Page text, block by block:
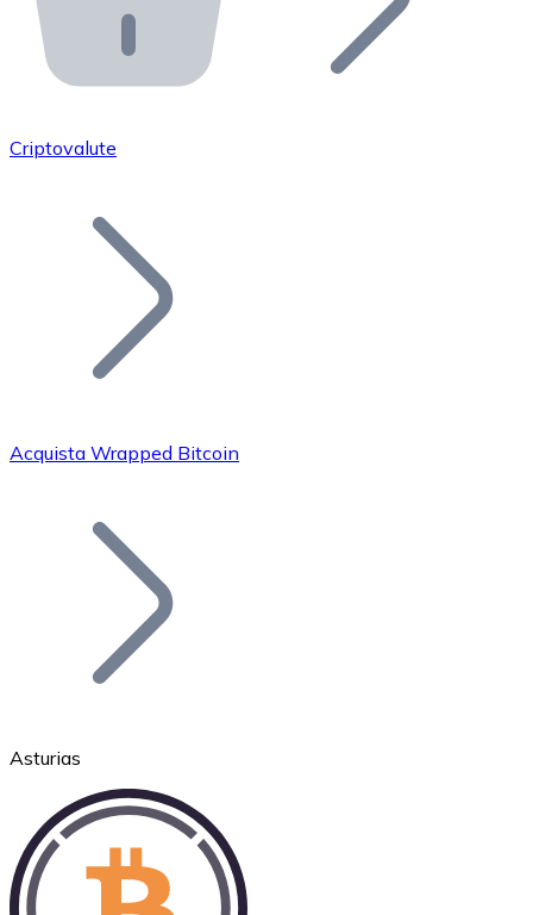
API Bitnovo
Integra la nostra API nel tuo ecosistema.
Unisciti alla nostra rete di rivenditori e
Aggiungi il token del tuo progetto al nostro servizio di
Bitcoin
Ethereum
Criptovalute
Acquista Wrapped Bitcoin
Asturias